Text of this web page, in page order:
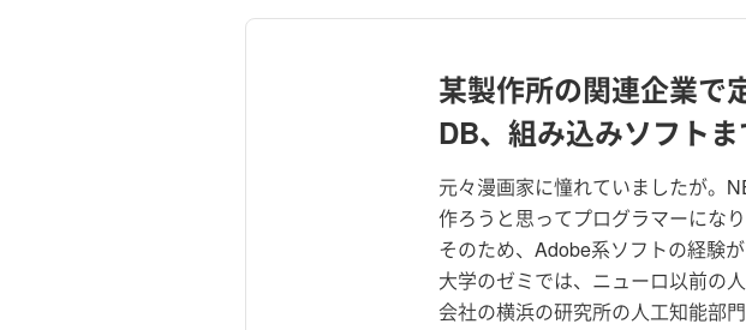
某製作所の関連企業で
DB、組み込みソフト
元々漫画家に憧れていましたが。
作ろうと思ってプログラマーになり
そのため、Adobe系ソフトの経験が
大学のゼミでは、ニューロ以前の
会社の横浜の研究所の人工知能部